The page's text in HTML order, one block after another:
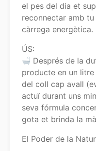
el pes del dia et
reconnectar amb
càrrega energètica.
ÚS:
Després de la
producte en un
del coll cap avall
actuï durant uns
seva fórmula
gota et brinda la
El Poder de la